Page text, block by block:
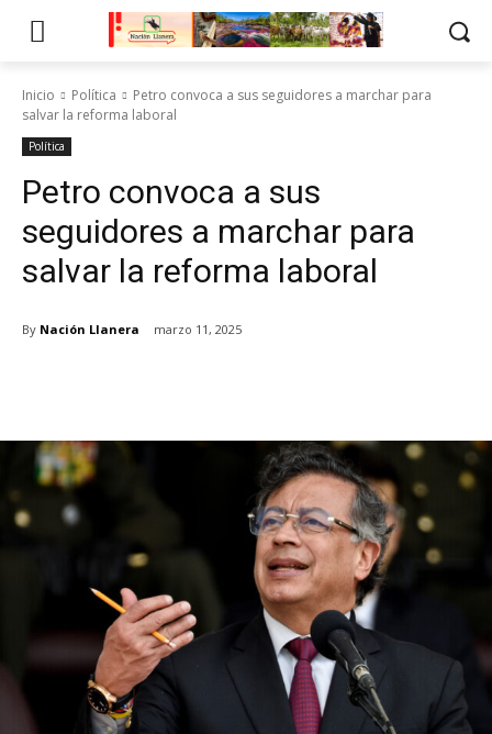
Inicio Política
Petro convoca a sus seguidores a marchar para
salvar la reforma laboral
Política
Petro convoca a sus
seguidores a marchar para
salvar la reforma laboral
By Nación Llanera marzo 11, 2025